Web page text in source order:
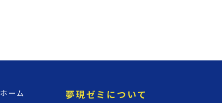
ホーム
夢現ゼミについて